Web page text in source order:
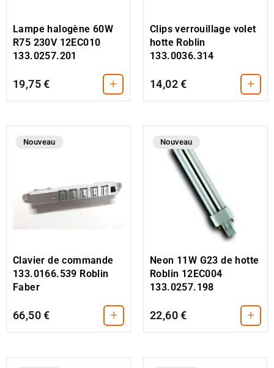
Lampe halogène 60W
R75 230V 12EC010
133.0257.201
19,75 € +
Clips verrouillage volet
hotte Roblin
133.0036.314
14,02 € +
Nouveau
Clavier de commande
133.0166.539 Roblin
Faber
66,50 € +
Nouveau
Neon 11W G23 de hotte
Roblin 12EC004
133.0257.198
22,60 € +